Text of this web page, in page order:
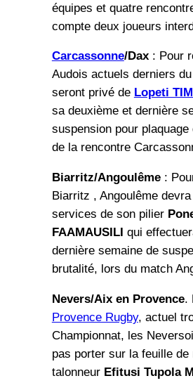
équipes et quatre
compte deux joueurs
Carcassonne/Dax: Pour
Audois actuels derniers
seront privé de Lopeti
sa deuxième et dernière
suspension pour plaquage
de la rencontre
Biarritz/Angoulême :
Biarritz , Angoulême
services de son pilier
FAAMAUSILI qui
dernière semaine de
brutalité, lors du match
Nevers/Aix en Provence.
Provence Rugby, actuel
Championnat, les
pas porter sur la feuille de
talonneur Efitusi Tupola